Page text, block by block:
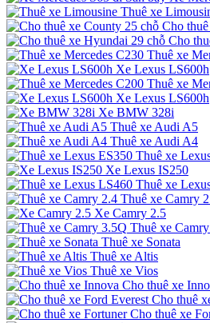
Thuê xe
Cho
Cho
Thuê xe
Xe Lexus LS600h
Thuê xe
Xe Lexus LS600h
Xe BMW 328i
Thuê xe Audi A5
Thuê xe Audi A4
Thuê xe
Xe Lexus IS250
Thuê xe
Thuê xe Camry
Xe Camry 2.5
Thuê xe
Thuê xe Sonata
Thuê xe Altis
Thuê xe Vios
Cho thuê xe
Cho thuê
Cho thuê xe